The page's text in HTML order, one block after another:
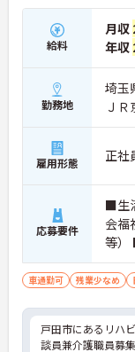
給料
月収
年収
勤務地
埼玉
Ｊ
雇用形態 正社
応募要件
■生
会福
等）
ブラ
車通勤可 残業少なめ
戸田市にあるリハ
談員兼介護職員募